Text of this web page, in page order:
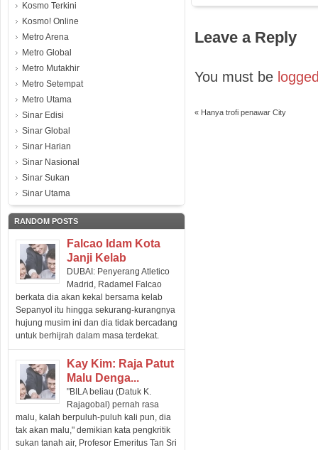
Kosmo Terkini
Kosmo! Online
Metro Arena
Metro Global
Metro Mutakhir
Metro Setempat
Metro Utama
Sinar Edisi
Sinar Global
Sinar Harian
Sinar Nasional
Sinar Sukan
Sinar Utama
RANDOM POSTS
Falcao Idam Kota
Janji Kelab
DUBAI: Penyerang Atletico
Madrid, Radamel Falcao
berkata dia akan kekal bersama kelab
Sepanyol itu hingga sekurang-kurangnya
hujung musim ini dan dia tidak bercadang
untuk berhijrah dalam masa terdekat.
Kay Kim: Raja Patut
Malu Denga...
"BILA beliau (Datuk K.
Rajagobal) pernah rasa
malu, kalah berpuluh-puluh kali pun, dia
tak akan malu," demikian kata pengkritik
sukan tanah air, Profesor Emeritus Tan Sri
Leave a Reply
You must be
« Hanya trofi penawar City